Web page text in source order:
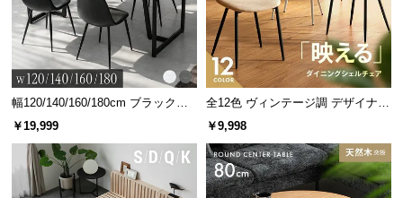
幅120/140/160/180cm ブラックフ
レーム ダイニング 大理石調 4人掛
￥19,999
全12色 ヴィンテージ調 デザイナー
ズシェルチェア
￥9,998